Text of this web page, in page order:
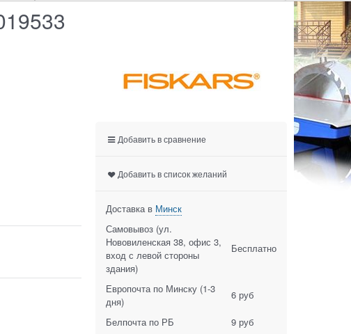
Добавить в сравнение
Добавить в список желаний
Доставка в Минск
Самовывоз (ул.
Нововиленская 38, офис 3,
вход с левой стороны
здания)
Бесплатно
Европочта по Минску (1-3
дня)
6 руб
Белпочта по РБ
9 руб